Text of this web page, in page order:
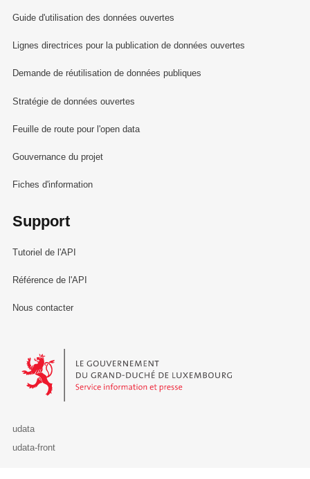
Guide d'utilisation des données ouvertes
Lignes directrices pour la publication de données ouvertes
Demande de réutilisation de données publiques
Stratégie de données ouvertes
Feuille de route pour l'open data
Gouvernance du projet
Fiches d'information
Support
Tutoriel de l'API
Référence de l'API
Nous contacter
Le Gouvernement du Grand-Duché de Luxembourg - Service
udata
udata-front